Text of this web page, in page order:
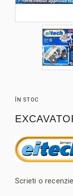
ÎN STOC
Scrieti o recenzie